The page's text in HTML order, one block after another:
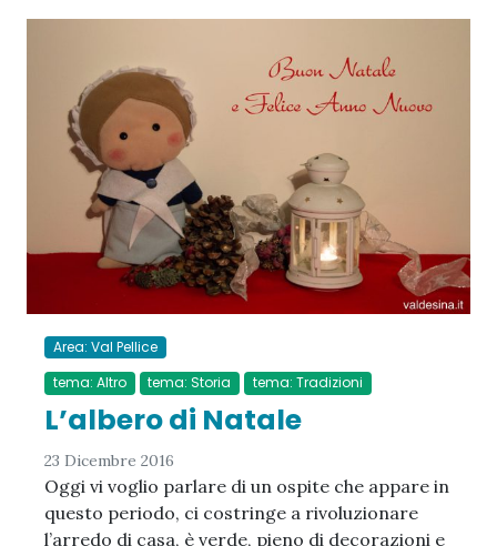
Area: Val Pellice
tema: Altro
tema: Storia tema: Tradizioni
L’albero di Natale
23 Dicembre 2016
Oggi vi voglio parlare di un ospite che appare in
questo periodo, ci costringe a rivoluzionare
l’arredo di casa, è verde, pieno di decorazioni e